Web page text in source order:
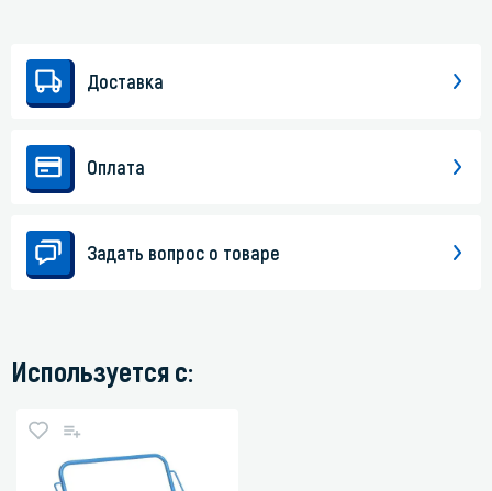
Доставка
Оплата
Задать вопрос о товаре
Используется с: